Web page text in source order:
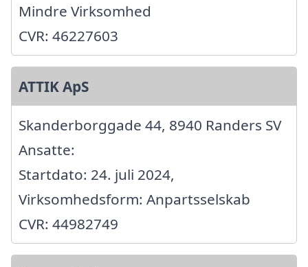
Mindre Virksomhed
CVR: 46227603
ATTIK ApS
Skanderborggade 44, 8940 Randers SV
Ansatte:
Startdato: 24. juli 2024,
Virksomhedsform: Anpartsselskab
CVR: 44982749